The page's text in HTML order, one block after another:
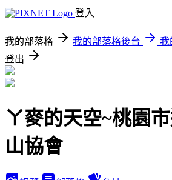
登入
我的部落格 我的部落格後台
我
登出
ㄚ麥的天空~桃園
山協會